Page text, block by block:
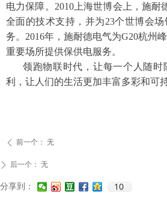
电力保障。2010上海世博会上，施耐
全面的技术支持，并为23个世博会
务。2016年，施耐德电气为G20杭州
重要场所提供保供电服务。
领跑物联时代，让每一个人随时
利，让人们的生活更加丰富多彩和可持
ꄴ 前一个： 无
ꄲ 后一个： 无
分享到： 10